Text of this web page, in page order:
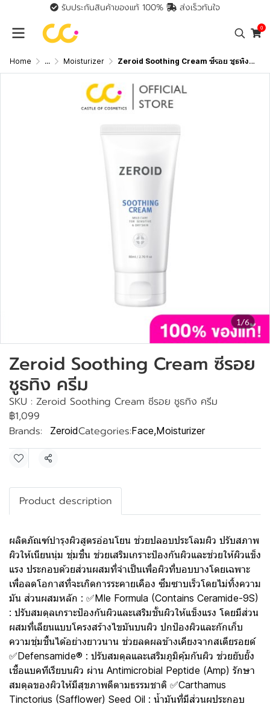
รับประกันสินค้าของแท้ 100% ส่งเร็วทันใจ
0
Home ... Moisturizer Zeroid Soothing Cream ซีรอย ชูธทิง ครีม
1/6
Zeroid Soothing Cream ซีรอย
ชูธทิง ครีม
SKU : Zeroid Soothing Cream ซีรอย ชูธทิง ครีม
฿1,099
Brands:
ZeroidCategories:Face,Moisturizer
Share
Product description
ผลิตภัณฑ์บำรุงผิวสูตรอ่อนโยน ช่วยปลอบประโลมผิว ปรับสภาพ
ผิวให้เนียนนุ่ม ชุ่มชื่น ช่วยเสริมเกราะป้องกันผิวและช่วยให้ผิวแข็ง
แรง ประกอบด้วยส่วนผสมที่จำเป็นเพื่อผิวที่บอบบางโดยเฉพาะ
เพื่อลดโอกาสที่จะเกิดการระคายเคือง ซึมซาบเร็วโดยไม่ทิ้งความ
มัน ส่วนผสมหลัก : ✅Mle Formula (Contains Ceramide-9S)
: ปรับสมดุลเกราะป้องกันผิวและเสริมชั้นผิวให้แข็งแรง โดยมีส่วน
ผสมที่เลียนแบบโครงสร้างไขมันบนผิว ปกป้องผิวและกักเก็บ
ความชุ่มชื้นได้อย่างยาวนาน ช่วยลดผลข้างเคียงจากสเตียรอยด์
✅Defensamide® : ปรับสมดุลและเสริมภูมิคุ้มกันผิว ช่วยยับยั้ง
เชื้อแบคทีเรียบนผิว ผ่าน Antimicrobial Peptide (Amp) รักษา
สมดุลของผิวให้มีสุขภาพดีตามธรรมชาติ ✅Carthamus
Tinctorius (Safflower) Seed Oil : น้ำมันที่มีส่วนผประกอบ